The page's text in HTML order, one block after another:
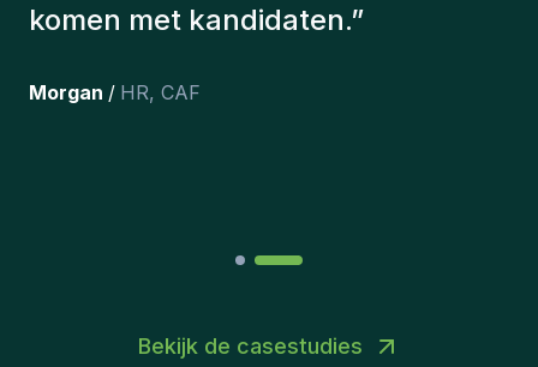
bij ons en persoonlijk ben ik erg
team hebben opgenomen.
Bekijk de casestudies